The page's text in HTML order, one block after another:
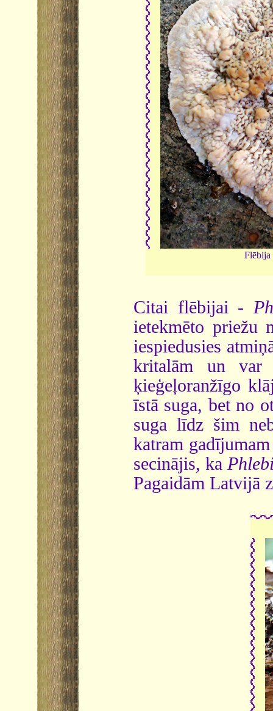
Flēbija
Citai flēbijai -
ietekmēto priežu
iespiedusies
kritalām un var
ķieģeļoranžīgo
īstā suga, bet no
suga līdz šim
katram
secinājis, ka
Pagaidām Latvijā